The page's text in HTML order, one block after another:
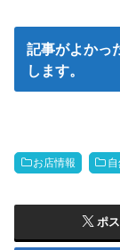
記事がよかっ
します。
お店情報
ポ